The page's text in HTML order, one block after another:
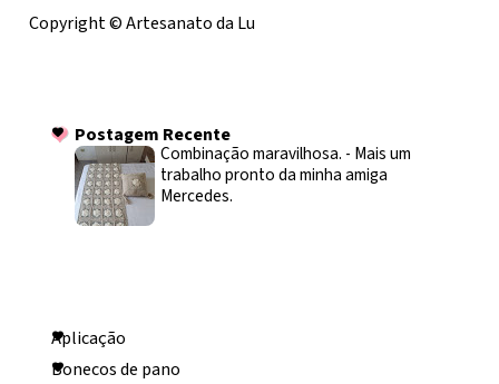
Copyright © Artesanato da Lu
Postagem Recente
Combinação maravilhosa. - Mais um
trabalho pronto da minha amiga
Mercedes.
Aplicação
Bonecos de pano